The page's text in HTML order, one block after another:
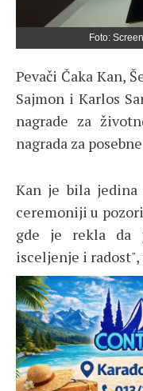
Foto:
Pevači Čaka Kan,
Sajmon i Karlos
nagrade za
nagrada za
Kan je bila jedina
ceremoniji u
gde je rekla da
isceljenje i radost",